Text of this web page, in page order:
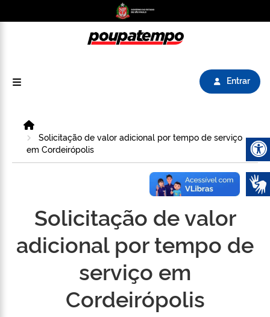
Entrar
Solicitação de valor adicional por tempo de serviço
em Cordeirópolis
Solicitação de valor
adicional por tempo de
serviço em
Cordeirópolis